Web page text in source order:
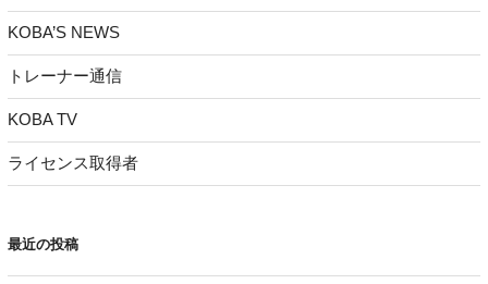
KOBA’S NEWS
トレーナー通信
KOBA TV
ライセンス取得者
最近の投稿